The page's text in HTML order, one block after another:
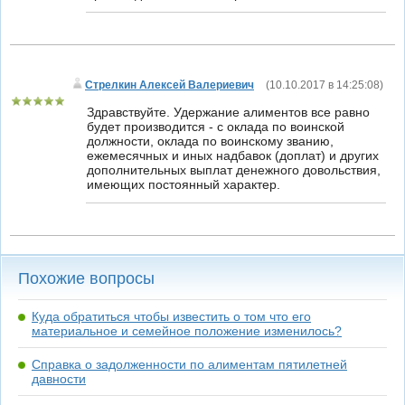
Стрелкин Алексей Валериевич (10.10.2017 в 14:25:08)
Здравствуйте. Удержание алиментов все равно
будет производится - с оклада по воинской
должности, оклада по воинскому званию,
ежемесячных и иных надбавок (доплат) и других
дополнительных выплат денежного довольствия,
имеющих постоянный характер.
Похожие вопросы
Куда обратиться чтобы известить о том что его
материальное и семейное положение изменилось?
Справка о задолженности по алиментам пятилетней
давности